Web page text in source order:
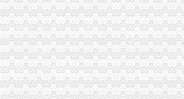
江津局注重“五个坚持”重庆税务注销查找廉
城口局重庆代办公司巴山所采取短信预方式
九龙坡局开展进货查验记录检查为推行“一
南岸局名36户经营户为区级“守合同重信用”
奉节局注重“四化”重庆分公司注销推进“一讲
秀山县召开2010年企业信用信息征集工作联
铜梁县委肯定铜梁局编制的重庆分公司注销